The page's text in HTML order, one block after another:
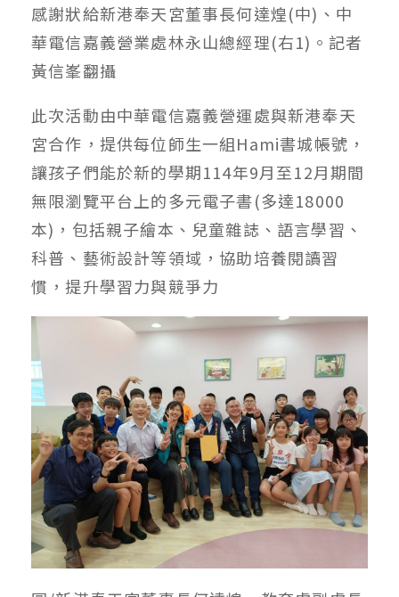
感謝狀給新港奉天宮董事長何達煌(中)、中
華電信嘉義營業處林永山總經理(右1)。記者
黃信峯翻攝
此次活動由中華電信嘉義營運處與新港奉天
宮合作，提供每位師生一組Hami書城帳號，
讓孩子們能於新的學期114年9月至12月期間
無限瀏覽平台上的多元電子書(多達18000
本)，包括親子繪本、兒童雜誌、語言學習、
科普、藝術設計等領域，協助培養閱讀習
慣，提升學習力與競爭力